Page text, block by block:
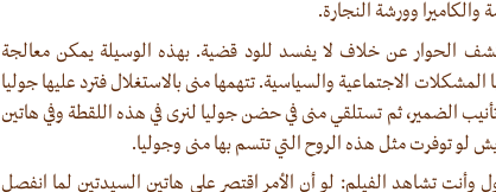
والكاميرا وورشة النجارة.
الحوار عن خلاف لا يفسد للود قضية. بهذه الوسيلة يمكن معالجة
الاجتماعية والسياسية. تتهمها منى بالاستغلال فترد عليها جوليا
الضمير، ثم تستلقي منى في حضن جوليا لنرى في هذه اللقطة وفي هاتين
لو توفرت مثل هذه الروح التي تتسم بها منى وجوليا.
وأنت تشاهد الفيلم: لو أن الأمر اقتصر على هاتين السيدتين لما انفصل